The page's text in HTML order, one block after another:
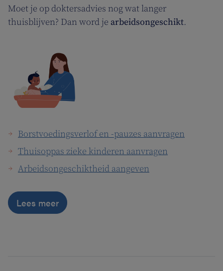
Moet je op doktersadvies nog wat langer
thuisblijven? Dan word je arbeidsongeschikt.
Borstvoedingsverlof en -pauzes aanvragen
Thuisoppas zieke kinderen aanvragen
Arbeidsongeschiktheid aangeven
Lees meer